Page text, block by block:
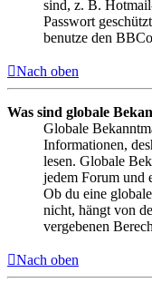
sind, z. B.
Passwort
benutze den
Nach oben
Was sind globale
Globale
Informationen,
lesen. Globale
jedem Forum und
Ob du eine
nicht, hängt von
vergebenen
Nach oben